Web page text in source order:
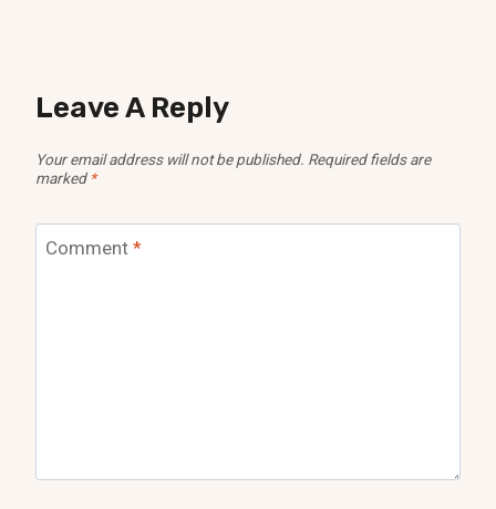
Leave A Reply
Your email address will not be published. Required fields are
marked *
Comment *